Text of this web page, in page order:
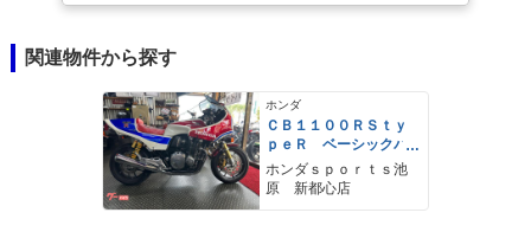
関連物件から探す
ホンダ
ＣＢ１１００ＲＳｔｙ
ｐｅＲ ベーシックパ
ッケージ ドレミコレ
クション外装セット
１７インチホイール
ホンダｓｐｏｒｔｓ池
原 新都心店